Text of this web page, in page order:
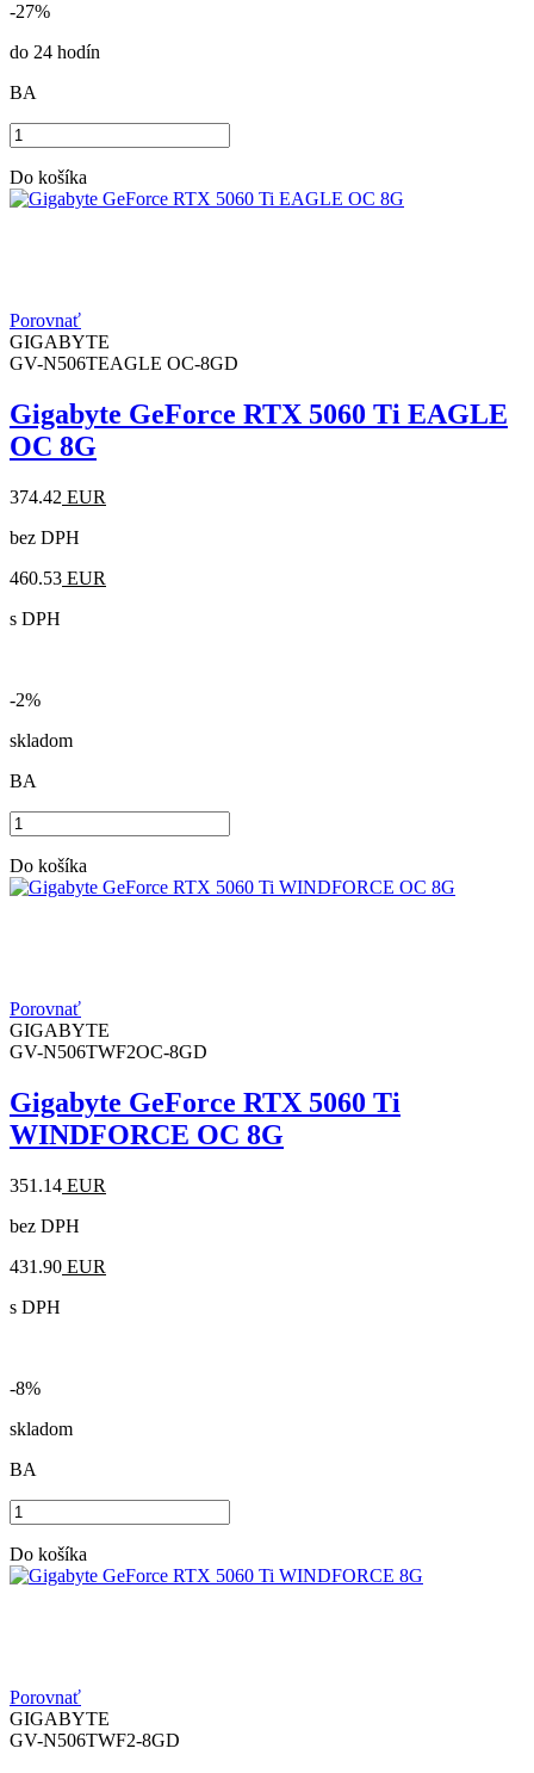
-27%
do 24 hodín
BA
Do košíka
Porovnať
GIGABYTE
GV-N506TEAGLE OC-8GD
Gigabyte GeForce RTX 5060 Ti EAGLE
OC 8G
374.42 EUR
bez DPH
460.53 EUR
s DPH
-2%
skladom
BA
Do košíka
Porovnať
GIGABYTE
GV-N506TWF2OC-8GD
Gigabyte GeForce RTX 5060 Ti
WINDFORCE OC 8G
351.14 EUR
bez DPH
431.90 EUR
s DPH
-8%
skladom
BA
Do košíka
Porovnať
GIGABYTE
GV-N506TWF2-8GD